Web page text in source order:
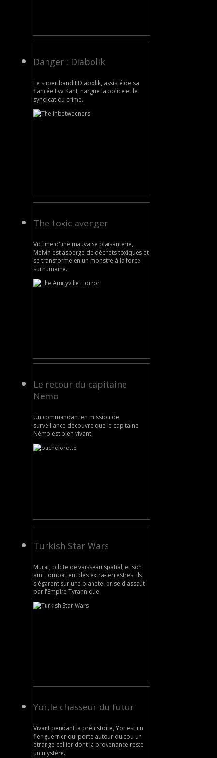
Danger : Diabolik
Le super bandit Diabolik, assisté de sa
fiancée Eva Kant, nargue la police et le
syndicat du crime.
The toxic avenger
Victime d'une mauvaise plaisanterie,
Melvin est aspergé de déchets toxiques et
se transforme en un monstre à la force
surhumaine.
Le retour du capitaine
Nemo
Un commandant en mission de
surveillance découvre que le capitaine
Némo est bien vivant.
Turkish Star Wars
Murat, pilote de vaisseau spatial, et son
ami combattent des extra-terrestres. Ils
s'égarent sur une planète, prise d'assaut
par l'Empire Tyrannique.
Yor,le chasseur du futur
Vivant pendant la préhistoire, Yor est un
fier guerrier qui porte autour du cou un
étrange collier dont la provenance reste
un mystère.